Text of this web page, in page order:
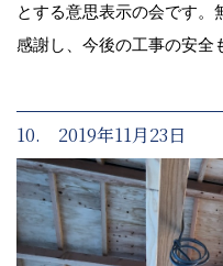
とする意思表示の会です。
感謝し、今後の工事の安全
10. 2019年11月23日